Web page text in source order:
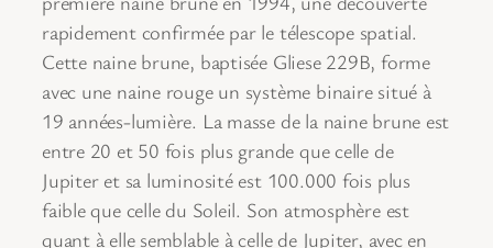
rapidement confirmée par le télescope spatial.
Cette naine brune, baptisée Gliese 229B, forme
avec une naine rouge un système binaire situé à
19 années-lumière. La masse de la naine brune est
entre 20 et 50 fois plus grande que celle de
Jupiter et sa luminosité est 100.000 fois plus
faible que celle du Soleil. Son atmosphère est
quant à elle semblable à celle de Jupiter, avec en